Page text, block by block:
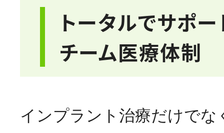
トータルでサポー
チーム医療体制
インプラント治療だけでな